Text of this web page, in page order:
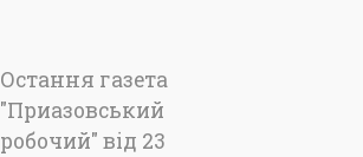
Остання газета
"Приазовський
робочий" від 23